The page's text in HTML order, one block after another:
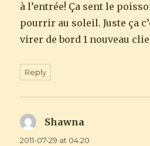
à l’entrée! Ça sent le
pourrir au soleil. Juste ça
virer de bord 1 nouveau
Reply
Shawna
2011-07-29 at 04:20